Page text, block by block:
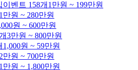
이벤트 158개 1만원 ~ 199만원
1만원 ~ 280만원
원 ~ 600만원
3만원 ~ 800만원
1,000원 ~ 59만원
2만원 ~ 700만원
1만원 ~ 1,800만원